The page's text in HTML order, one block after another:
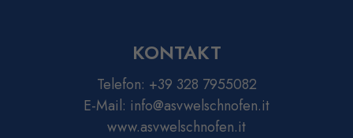
KONTAKT
Telefon: +39 328 7955082
E-Mail: info@asvwelschnofen.it
www.asvwelschnofen.it